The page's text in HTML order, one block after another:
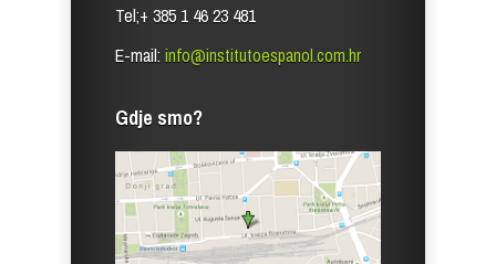
Tel;+ 385 1 46 23 481
E-mail: info@institutoespanol.com.hr
Gdje smo?